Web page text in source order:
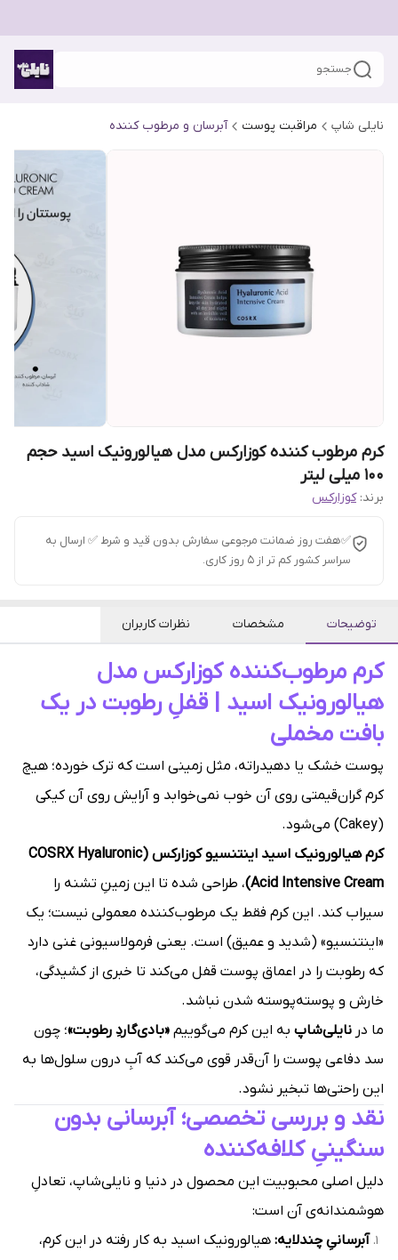
جستجو
نایلی شاپ مراقبت پوست آبرسان و مرطوب کننده
کرم مرطوب کننده کوزارکس مدل هیالورونیک اسید حجم
100 میلی لیتر
برند: کوزارکس
✅هفت روز ضمانت مرجوعی سفارش بدون قید و شرط ✅ ارسال به
سراسر کشور کم تر از 5 روز کاری.
توضیحات مشخصات نظرات کاربران
کرم مرطوب‌کننده کوزارکس مدل
هیالورونیک اسید | قفلِ رطوبت در یک
بافت مخملی
پوست خشک یا دهیدراته، مثل زمینی است که ترک خورده؛ هیچ
کرم گران‌قیمتی روی آن خوب نمی‌خوابد و آرایش روی آن کیکی
(Cakey) می‌شود.
کرم هیالورونیک اسید اینتنسیو کوزارکس (COSRX Hyaluronic
Acid Intensive Cream) ، طراحی شده تا این زمینِ تشنه را
سیراب کند. این کرم فقط یک مرطوب‌کننده معمولی نیست؛ یک
«اینتنسیو» (شدید و عمیق) است. یعنی فرمولاسیونی غنی دارد
که رطوبت را در اعماق پوست قفل می‌کند تا خبری از کشیدگی،
خارش و پوسته‌پوسته شدن نباشد.
ما در نایلی‌شاپ به این کرم می‌گوییم «بادی‌گاردِ رطوبت»؛ چون
سد دفاعی پوست را آن‌قدر قوی می‌کند که آبِ درون سلول‌ها به
این راحتی‌ها تبخیر نشود.
نقد و بررسی تخصصی؛ آبرسانی بدون
سنگینیِ کلافه‌کننده
دلیل اصلی محبوبیت این محصول در دنیا و نایلی‌شاپ، تعادلِ
هوشمندانه‌ی آن است:
آبرسانیِ چندلایه: هیالورونیک اسید به کار رفته در این کرم،